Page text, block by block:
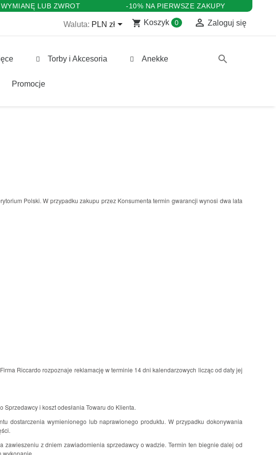
LUB ZWROT -10% NA PIERWSZE ZAKUPY
Waluta: PLN zł shopping_cart Koszyk 0  Zaloguj się
Torby i Akcesoria Anekke
Promocje
search
Polski. W przypadku zakupu przez Konsumenta termin gwarancji wynosi dwa lata
Riccardo rozpoznaje reklamację w terminie 14 dni kalendarzowych licząc od daty jej
i koszt odesłania Towaru do Klienta.
dostarczenia wymienionego lub naprawionego produktu. W przypadku dokonywania
z dniem zawiadomienia sprzedawcy o wadzie. Termin ten biegnie dalej od